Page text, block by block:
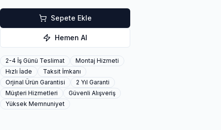
Sepete Ekle
Hemen Al
2-4 İş Günü Teslimat
Montaj Hizmeti
Hızlı İade
Taksit İmkanı
Orjinal Ürün Garantisi
2 Yıl Garanti
Müşteri Hizmetleri
Güvenli Alışveriş
Yüksek Memnuniyet